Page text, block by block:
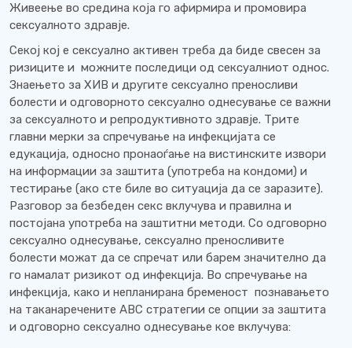
Живеење во средина која го афирмира и промовира
сексуалното здравје.
Секој кој е сексуално активен треба да биде свесен за
ризиците и можните последици од сексуалниот однос.
Знаењето за ХИВ и другите сексуално преносливи
болести и одговорното сексуално однесување се важни
за сексуалното и репродуктивното здравје. Трите
главни мерки за спречување на инфекцијата се
едукација, односно пронаоѓање на вистинските извори
на информации за заштита (употреба на кондоми) и
тестирање (ако сте биле во ситуација да се заразите).
Разговор за безбеден секс вклучува и правилна и
постојана употреба на заштитни методи. Со одговорно
сексуално однесување, сексуално преносливите
болести можат да се спречат или барем значително да
го намалат ризикот од инфекција. Во спречување на
инфекција, како и непланирана бременост познавањето
на таканаречените ABC стратегии се опции за заштита
и одговорно сексуално однесување кое вклучува: